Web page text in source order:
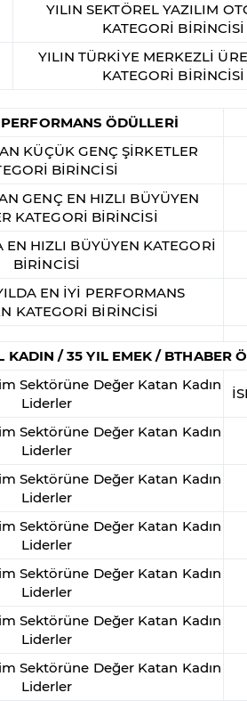
YILIN SEKTÖREL YAZILIM
KATEGORİ BİRİNCİSİ
YILIN TÜRKİYE MERKEZLİ
KATEGORİ BİRİNCİSİ
ÖDÜLLERİ
KÜÇÜK GENÇ ŞİRKETLER
BİRİNCİSİ
GENÇ EN HIZLI BÜYÜYEN
KATEGORİ BİRİNCİSİ
EN HIZLI BÜYÜYEN KATEGORİ
BİRİNCİSİ
EN İYİ PERFORMANS
KATEGORİ BİRİNCİSİ
KADIN / 35 YIL EMEK / BTHABER
Sektörüne Değer Katan Kadın
Liderler
Sektörüne Değer Katan Kadın
Liderler
Sektörüne Değer Katan Kadın
Liderler
Sektörüne Değer Katan Kadın
Liderler
Sektörüne Değer Katan Kadın
Liderler
Sektörüne Değer Katan Kadın
Liderler
Sektörüne Değer Katan Kadın
Liderler